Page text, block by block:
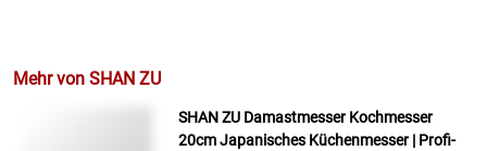
Mehr von SHAN ZU
SHAN ZU Damastmesser Kochmesser
20cm Japanisches Küchenmesser | Profi-